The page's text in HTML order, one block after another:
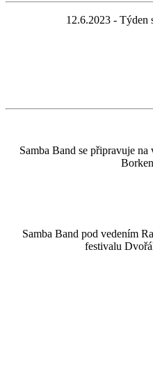
12.6.2023 - Týden
Samba Band se připravuje
Samba Band pod vedením
festivalu